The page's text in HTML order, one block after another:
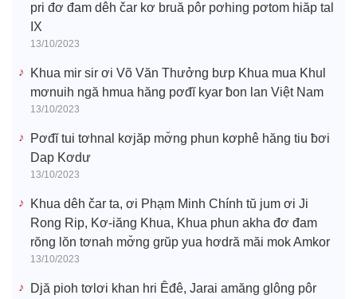
pri đơ đam dêh čar kơ bruă pôr pơhing pơtom hiăp tal
IX
13/10/2023
Khua mir sir ơi Võ Văn Thưởng bưp Khua mua Khul
mơnuih ngă hmua hăng pơđĭ kyar ƀon lan Việt Nam
13/10/2023
Pơđĭ tui tơhnal kơjăp mơ̆ng phun kơphê hăng tiu ƀơi
Dap Kơdư
13/10/2023
Khua dêh čar ta, ơi Phạm Minh Chính tŭ jum ơi Ji
Rong Rip, Kơ-iăng Khua, Khua phun akha đơ đam
rŏng lŏn tơnah mơ̆ng grŭp yua hơdră măi mok Amkor
13/10/2023
Djă pioh tơlơi khan hri Êđê, Jarai amăng glông pôr